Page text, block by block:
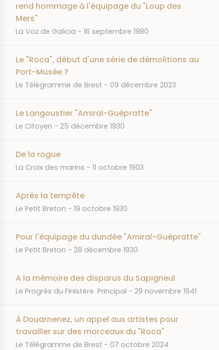
rend hommage à l'équipage du "Loup des
Mers"
JOURNAL
La Voz de Galicia DATE
16 septembre 1980
Le "Roca", début d'une série de démolitions au
Port-Musée ?
JOURNAL
Le Télégramme de Brest DATE
09 décembre 2023
Le Langoustier "Amiral-Guépratte"
JOURNAL
Le Citoyen DATE
25 décembre 1930
De la rogue
JOURNAL
La Croix des marins DATE
11 octobre 1903
Après la tempête
JOURNAL
Le Petit Breton DATE
19 octobre 1930
Pour l'équipage du dundée "Amiral-Guépratte"
JOURNAL
Le Petit Breton DATE
28 décembre 1930
A la mémoire des disparus du Sapigneul
JOURNAL
Le Progrès du Finistère. Principal DATE
29 novembre 1941
À Douarnenez, un appel aux artistes pour
travailler sur des morceaux du "Roca"
JOURNAL
Le Télégramme de Brest DATE
07 octobre 2024